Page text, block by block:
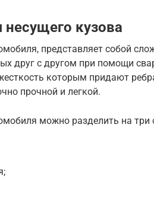
несущего кузова
представляет собой
друг с другом при помощи
которым придают
прочной и легкой.
можно разделить на три